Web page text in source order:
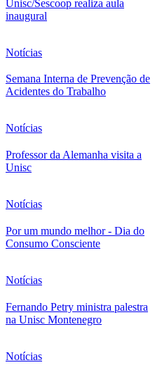
Unisc/Sescoop realiza aula
inaugural
Notícias
Semana Interna de Prevenção de
Acidentes do Trabalho
Notícias
Professor da Alemanha visita a
Unisc
Notícias
Por um mundo melhor - Dia do
Consumo Consciente
Notícias
Fernando Petry ministra palestra
na Unisc Montenegro
Notícias